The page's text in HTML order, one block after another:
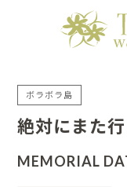
ボラボラ島
絶対にまた行
MEMORIAL